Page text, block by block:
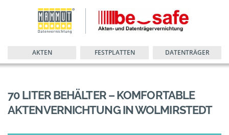
AKTEN FESTPLATTEN DATENTRÄGER
70 LITER BEHÄLTER – KOMFORTABLE
AKTENVERNICHTUNG IN WOLMIRSTEDT